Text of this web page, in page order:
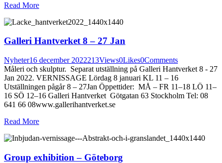
Read More
Galleri Hantverket 8 – 27 Jan
Nyheter16 december 2022213Views0Likes0Comments
Måleri och skulptur. Separat utställning på Galleri Hantverket 8 - 27
Jan 2022. VERNISSAGE Lördag 8 januari KL 11 – 16
Utställningen pågår 8 – 27Jan Öppettider: MÅ – FR 11–18 LÖ 11–
16 SÖ 12–16 Galleri Hantverket Götgatan 63 Stockholm Tel: 08
641 66 08www.gallerihantverket.se
Read More
Group exhibition – Göteborg